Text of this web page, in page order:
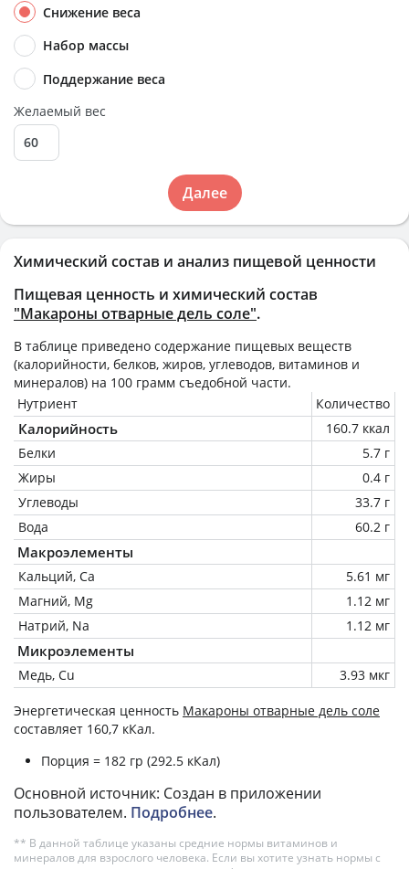
Химический состав и анализ пищевой ценности
Пищевая ценность и химический состав
"Макароны отварные дель соле".
В таблице приведено содержание пищевых веществ
(калорийности, белков, жиров, углеводов, витаминов и
минералов) на 100 грамм съедобной части.
Нутриент
Количество
Калорийность
160.7 ккал
Белки
5.7 г
Жиры
0.4 г
Углеводы
33.7 г
Вода
60.2 г
Макроэлементы
Кальций, Ca
5.61 мг
Магний, Mg
1.12 мг
Натрий, Na
1.12 мг
Микроэлементы
Медь, Cu 3.93 мкг
Энергетическая ценность Макароны отварные дель соле
составляет 160,7 кКал.
Порция = 182 гр (292.5 кКал)
Основной источник: Создан в приложении
пользователем. Подробнее.
** В данной таблице указаны средние нормы витаминов и
минералов для взрослого человека. Если вы хотите узнать нормы с
Снижение веса
Набор массы
Поддержание веса
Желаемый вес
Далее